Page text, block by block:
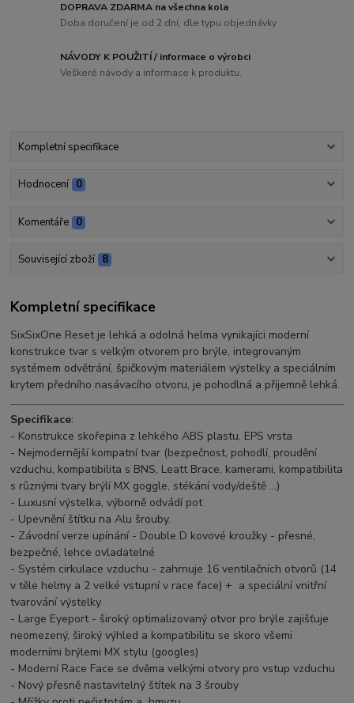
DOPRAVA ZDARMA na všechna kola
Doba doručení je od 2 dní, dle typu objednávky
NÁVODY K POUŽITÍ / informace o výrobci
Veškeré návody a informace k produktu.
Kompletní specifikace
Hodnocení 0
Komentáře 0
Související zboží 8
Kompletní specifikace
SixSixOne Reset je lehká a odolná helma vynikajíci moderní
konstrukce tvar s velkým otvorem pro brýle, integrovaným
systémem odvětrání, špičkovým materiálem výstelky a speciálním
krytem předního nasávacího otvoru, je pohodlná a příjemně lehká.
Specifikace:
- Konstrukce skořepina z lehkého ABS plastu, EPS vrsta
- Nejmodernější kompatní tvar (bezpečnost, pohodlí, proudění
vzduchu, kompatibilita s BNS, Leatt Brace, kamerami, kompatibilita
s různými tvary brýlí MX goggle, stékání vody/deště ...)
- Luxusní výstelka, výborně odvádí pot
- Upevnění štítku na Alu šrouby.
- Závodní verze upínání - Double D kovové kroužky - přesné,
bezpečné, lehce ovladatelné
- Systém cirkulace vzduchu - zahrnuje 16 ventilačních otvorů (14
v těle helmy a 2 velké vstupní v race face) + a speciální vnitřní
tvarování výstelky
- Large Eyeport - široký optimalizovaný otvor pro brýle zajišťuje
neomezený, široký výhled a kompatibilitu se skoro všemi
moderními brýlemi MX stylu (googles)
- Moderní Race Face se dvěma velkými otvory pro vstup vzduchu
- Nový přesně nastavitelný štítek na 3 šrouby